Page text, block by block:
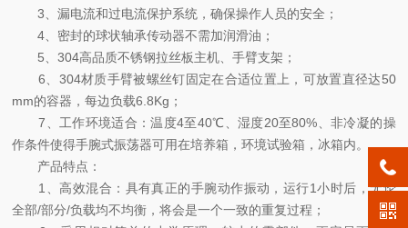
3、漏电流和过电流保护系统，确保操作人员的安全；
4、密封的球状轴承传动器不需加润滑油；
5、304高品质不锈钢拉丝板主机、手臂支架；
6、304材质手臂被螺丝钉固定在合适位置上，可放置直径达50
mm的容器，每边负载6.8Kg；
7、工作环境适合：温度4至40℃、湿度20至80%、非冷凝的操
作条件使得手腕式振荡器可用在培养箱，环境试验箱，冰箱内。
产品特点：
1、高效混合：具有真正的手腕动作振动，运行1小时后，无论
全部/部分/负载均不均衡，将会是一个一致的重复过程；